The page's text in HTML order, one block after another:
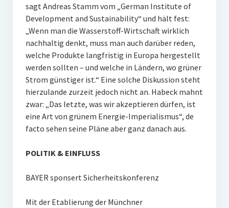
sagt Andreas Stamm vom „German Institute of
Development and Sustainability“ und hält fest:
„Wenn man die Wasserstoff-Wirtschaft wirklich
nachhaltig denkt, muss man auch darüber reden,
welche Produkte langfristig in Europa hergestellt
werden sollten – und welche in Ländern, wo grüner
Strom günstiger ist.“ Eine solche Diskussion steht
hierzulande zurzeit jedoch nicht an. Habeck mahnt
zwar: „Das letzte, was wir akzeptieren dürfen, ist
eine Art von grünem Energie-Imperialismus“, de
facto sehen seine Pläne aber ganz danach aus.
POLITIK & EINFLUSS
BAYER sponsert Sicherheitskonferenz
Mit der Etablierung der Münchner